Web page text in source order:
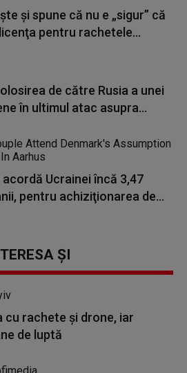
și spune că nu e „sigur” că
pentru rachetele...
de către Rusia a unei
în ultimul atac asupra...
Ucrainei încă 3,47
pentru achiziţionarea de...
ȘI
cu rachete și drone, iar
de luptă